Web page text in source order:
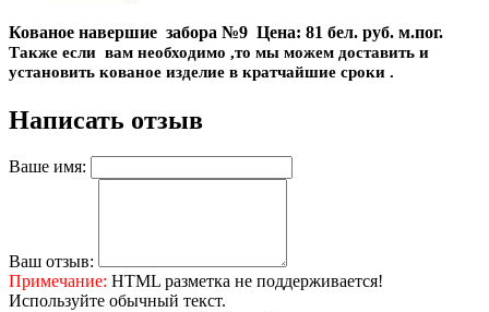
Кованое навершие забора №9 Цена: 81 бел. руб. м.пог.
Также если вам необходимо ,то мы можем доставить и
установить кованое изделие в кратчайшие сроки .
Написать отзыв
Ваше имя:
Ваш отзыв:
Примечание: HTML разметка не поддерживается!
Используйте обычный текст.